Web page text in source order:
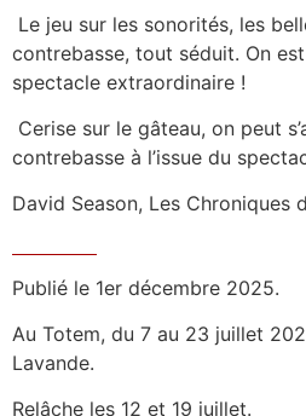
Le jeu sur les sonorités, les
contrebasse, tout séduit. On
spectacle extraordinaire !
Cerise sur le gâteau, on peut
contrebasse à l’issue du
David Season, Les Chroniques
Publié le 1er décembre 2025.
Au Totem, du 7 au 23 juillet
Lavande.
Relâche les 12 et 19 juillet.